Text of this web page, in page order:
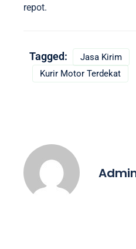
repot.
Tagged: Jasa Kirim
Kurir Motor Terdekat